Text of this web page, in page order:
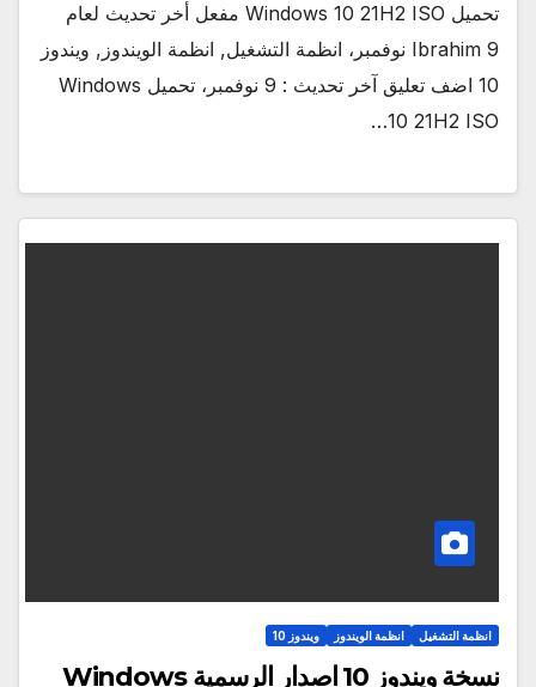
تحميل Windows 10 21H2 ISO مفعل أخر تحديث لعام
Ibrahim 9 نوفمبر، انظمة التشغيل, انظمة الويندوز, ويندوز
10 اضف تعليق آخر تحديث : 9 نوفمبر، تحميل Windows
10 21H2 ISO…
انظمة التشغيل انظمة الويندوز ويندوز 10
نسخة ويندوز 10 اصدار الرسمية Windows